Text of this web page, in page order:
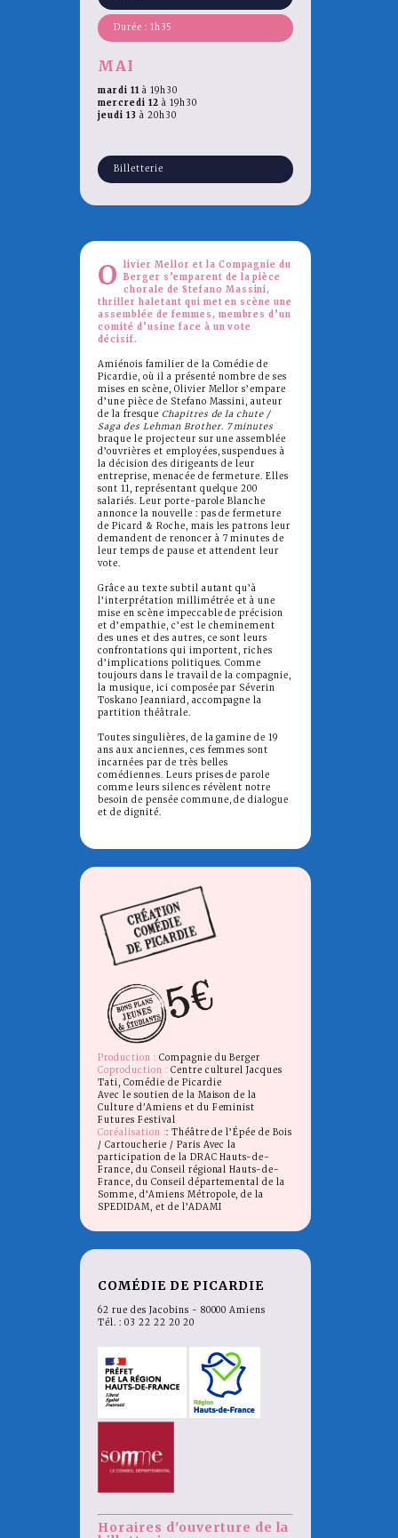
Durée : 1h35
MAI
mardi 11 à 19h30
mercredi 12 à 19h30
jeudi 13 à 20h30
Billetterie
O
livier Mellor et la Compagnie du
Berger s’emparent de la pièce
chorale de Stefano Massini,
thriller haletant qui met en scène une
assemblée de femmes, membres d’un
comité d’usine face à un vote
décisif.
Amiénois familier de la Comédie de
Picardie, où il a présenté nombre de ses
mises en scène, Olivier Mellor s’empare
d’une pièce de Stefano Massini, auteur
de la fresque Chapitres de la chute /
Saga des Lehman Brother. 7 minutes
braque le projecteur sur une assemblée
d’ouvrières et employées, suspendues à
la décision des dirigeants de leur
entreprise, menacée de fermeture. Elles
sont 11, représentant quelque 200
salariés. Leur porte-parole Blanche
annonce la nouvelle : pas de fermeture
de Picard & Roche, mais les patrons leur
demandent de renoncer à 7 minutes de
leur temps de pause et attendent leur
vote.
Grâce au texte subtil autant qu’à
l’interprétation millimétrée et à une
mise en scène impeccable de précision
et d’empathie, c’est le cheminement
des unes et des autres, ce sont leurs
confrontations qui importent, riches
d’implications politiques. Comme
toujours dans le travail de la compagnie,
la musique, ici composée par Séverin
Toskano Jeanniard, accompagne la
partition théâtrale.
Toutes singulières, de la gamine de 19
ans aux anciennes, ces femmes sont
incarnées par de très belles
comédiennes. Leurs prises de parole
comme leurs silences révèlent notre
besoin de pensée commune, de dialogue
et de dignité.
Production : Compagnie du Berger
Coproduction : Centre culturel Jacques
Tati, Comédie de Picardie
Avec le soutien de la Maison de la
Culture d'Amiens et du Feminist
Futures Festival
Coréalisation :: Théâtre de l’Épée de Bois
/ Cartoucherie / Paris Avec la
participation de la DRAC Hauts-de-
France, du Conseil régional Hauts-de-
France, du Conseil départemental de la
Somme, d’Amiens Métropole, de la
SPEDIDAM, et de l’ADAMI
COMÉDIE DE PICARDIE
62 rue des Jacobins - 80000 Amiens
Tél. : 03 22 22 20 20
Horaires d'ouverture de la